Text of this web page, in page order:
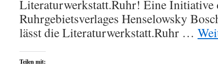
Literaturwerkstatt.Ruhr! Eine Initiative
Ruhrgebietsverlages Henselowsky
lässt die Literaturwerkstatt.Ruhr …
Teilen mit: